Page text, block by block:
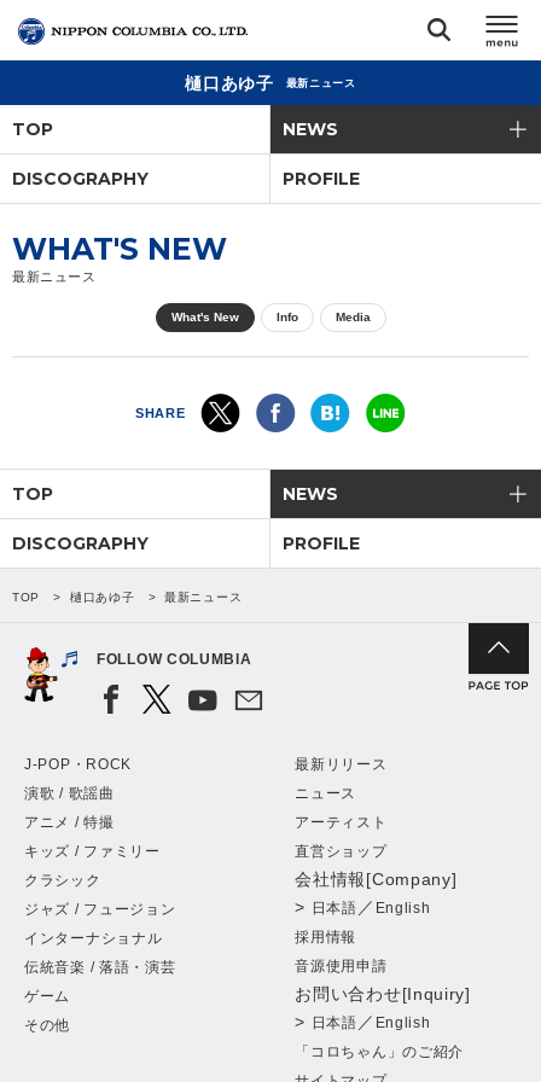
閉じる
アーティスト
直営ショップ
会社情報
サイトマップ
樋口あゆ子 最新ニュース
TOP NEWS
DISCOGRAPHY PROFILE
WHAT'S NEW
最新ニュース
What's New Info Media
SHARE
TOP NEWS
DISCOGRAPHY PROFILE
TOP 樋口あゆ子 最新ニュース
FOLLOW COLUMBIA
J-POP・ROCK
演歌 / 歌謡曲
アニメ / 特撮
キッズ / ファミリー
クラシック
ジャズ / フュージョン
インターナショナル
伝統音楽 / 落語・演芸
ゲーム
その他
最新リリース
ニュース
アーティスト
直営ショップ
会社情報[Company]
> 日本語 ／ English
採用情報
音源使用申請
お問い合わせ[Inquiry]
> 日本語 ／ English
「コロちゃん」のご紹介